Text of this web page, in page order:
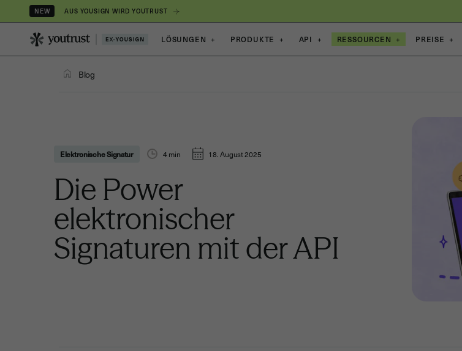
NEW AUS YOUSIGN WIRD YOUTRUST
LÖSUNGEN + PRODUKTE + API + RESSOURCEN + PREISE +
Blog
Elektronische Signatur 4min 18. August 2025
Die Power
elektronischer
Signaturen mit der API